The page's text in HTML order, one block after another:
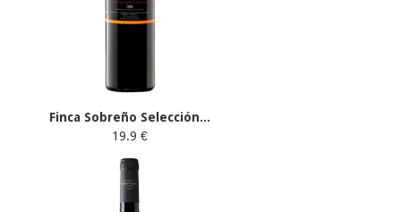
Finca Sobreño Selección...
19.9 €